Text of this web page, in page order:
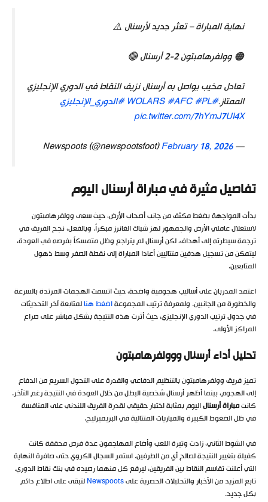
نهاية المباراة – تعثر جديد لأرسنال ⚠️
🟠 وولفرهامبتون 2-2 أرسنال 🔴
تعادل مخيب يواصل به أرسنال نزيف النقاط في الدوري الإنجليزي
الممتاز.#WOLARS
#AFC #PL
#الدوري_الإنجليزي
pic.twitter.com/7hYmJ7Ul4X
— Newspoots (@newspootsfoot)
February 18, 2026
تفاصيل مثيرة في مباراة أرسنال اليوم
بدأت المواجهة بضغط مكثف من جانب أصحاب الأرض، حيث سعى وولفرهامبتون
لاستغلال عاملي الأرض والجمهور لهز شباك الغانرز مبكراً. وبالفعل، نجح الفريق في
ترجمة سيطرته إلى أهداف، لكن أرسنال لم يتراجع وظل متمسكاً بفرصه في العودة،
ليتمكن من تسجيل هدفين متتاليين أعادا المباراة إلى نقطة الصفر وسط ذهول
المتابعين.
اعتمد المدربان على أساليب هجومية واضحة، حيث اتسمت الهجمات المرتدة بالسرعة
والخطورة من الجانبين. ولمعرفة ترتيب المجموعةاضغط هنالمتابعة آخر التحديثات
في جدول ترتيب الدوري الإنجليزي، حيث أثرت هذه النتيجة بشكل مباشر على صراع
المراكز الأولى.
تحليل أداء أرسنال ووولفرهامبتون
تميز فريق وولفرهامبتون بالتنظيم الدفاعي والقدرة على التحول السريع من الدفاع
إلى الهجوم، بينما أظهر أرسنال شخصية البطل من خلال العودة في النتيجة رغم التأخر.
كانتمباراة أرسنالاليوم بمثابة اختبار حقيقي لقدرة الفريق اللندني على المنافسة
في ظل الضغوط الكبيرة والمباريات المتتالية في البريميرليج.
في الشوط الثاني، زادت وتيرة اللعب وأضاع المهاجمون عدة فرص محققة كانت
كفيلة بتغيير النتيجة لصالح أي من الطرفين. استمر السجال الكروي حتى صافرة النهاية
التي أعلنت تقاسم النقاط بين الفريقين، ليرفع كل منهما رصيده في بنك نقاط الدوري.
تابع المزيد من الأخبار والتحليلات الحصرية علىNewspootsلتبقى على اطلاع دائم
بكل جديد.